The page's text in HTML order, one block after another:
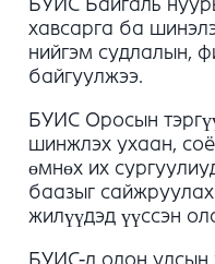
хавсарга ба
нийгэм судлалын,
байгуулжээ.
БУИС Оросын
шинжлэх ухаан,
өмнөх их
баазыг
жилүүдэд үүссэн
БУИС-д олон улсын